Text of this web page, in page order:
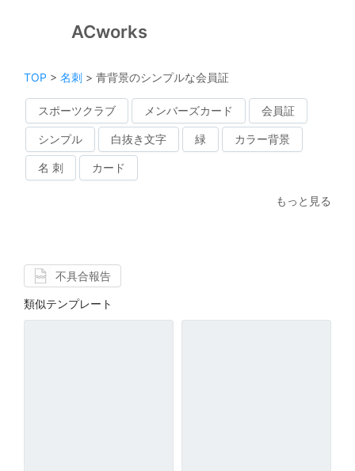
ACworks
TOP > 名刺 > 青背景のシンプルな会員証
スポーツクラブ メンバーズカード 会員証
シンプル 白抜き文字 緑 カラー背景
名 刺 カード
もっと見る
不具合報告
類似テンプレート